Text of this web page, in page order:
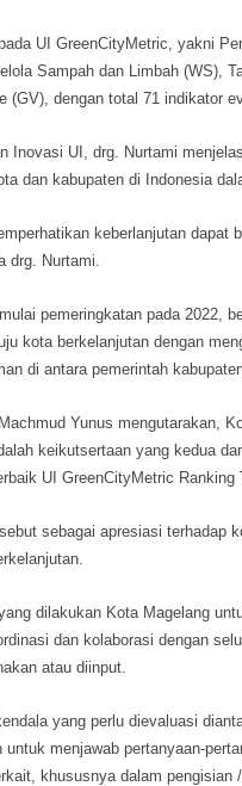
UI GreenCityMetric, yakni
Sampah dan Limbah (WS),
(GV), dengan total 71 indikator
Inovasi UI, drg. Nurtami
dan kabupaten di Indonesia
keberlanjutan dapat
drg. Nurtami.
pemeringkatan pada 2022,
kota berkelanjutan dengan
di antara pemerintah
Yunus mengutarakan,
keikutsertaan yang kedua
UI GreenCityMetric Ranking
sebagai apresiasi terhadap
dilakukan Kota Magelang
dan kolaborasi dengan
atau diinput.
yang perlu dievaluasi
menjawab pertanyaan-
khususnya dalam pengisian